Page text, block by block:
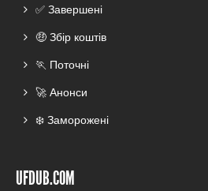
✅ Завершені
🤑 Збір коштів
🏃 Поточні
🚀 Анонси
❄️ Заморожені
UFDUB.COM